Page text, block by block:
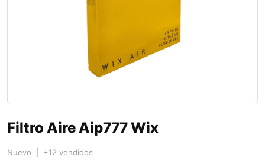
Filtro Aire Aip777 Wix
Nuevo | +12 vendidos